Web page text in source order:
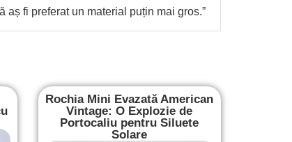
aș fi preferat un material puțin mai gros.”
Rochia Mini Evazată American
Vintage: O Explozie de
Portocaliu pentru Siluete
Solare